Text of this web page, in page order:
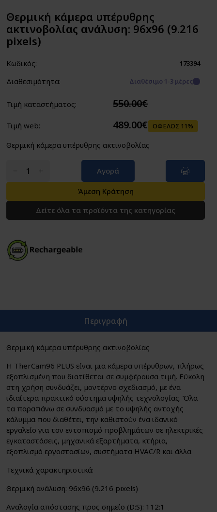
Θερμική κάμερα υπέρυθρης
ακτινοβολίας ανάλυση: 96x96 (9.216
pixels)
Κωδικός: 173394
Διαθεσιμότητα: Διαθέσιμο 1-3 μέρες
Τιμή καταστήματος: 550.00€
Τιμή web: 489.00€ ΟΦΕΛΟΣ 11%
Θερμική κάμερα υπέρυθρης ακτινοβολίας
Αγορά
Άμεση Κράτηση
Δείτε όλα τα προϊόντα της κατηγορίας
Περιγραφή
Θερμική κάμερα υπέρυθρης ακτινοβολίας
Η TherCam96 PLUS είναι μια κάμερα υπέρυθρων, πλήρως
εξοπλισμένη που διατίθεται σε συμφέρουσα τιμή. Εύκολη
στη χρήση συνδυάζει, μοντέρνο σχεδιασμό, με ένα
ιδιαίτερα πρακτικό σύστημα υψηλής τεχνολογίας. Όλα
τα παραπάνω σε συνδυασμό με το υψηλής αντοχής
κάλυμμα που διαθέτει, την καθιστούν ένα ιδανικό
εργαλείο για τον εντοπισμό προβλημάτων σε ηλεκτρικές
εγκαταστάσεις, μηχανικά εξαρτήματα, κτήρια,
εξοπλισμό εργοστασίων, συστήματα HVAC/R και άλλα
Τεχνικά χαρακτηριστικά:
Θερμική ανάλυση: 96x96 (9.216 pixels)
Αναλογία απόστασης προς σημείο (D:S): 112:1